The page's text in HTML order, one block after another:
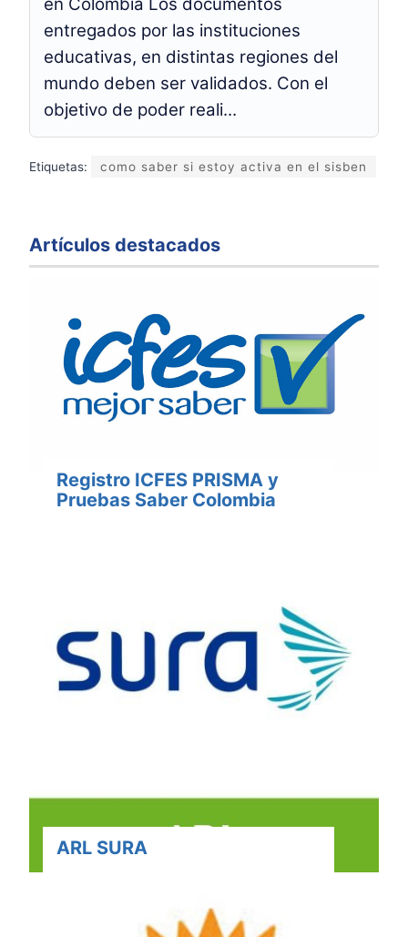
entregados por las instituciones
educativas, en distintas regiones del
mundo deben ser validados. Con el
objetivo de poder reali...
Etiquetas: como saber si estoy activa en el sisben
Artículos destacados
Registro ICFES PRISMA y
Pruebas Saber Colombia
ARL SURA